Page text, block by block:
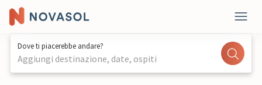
Dove ti piacerebbe andare?
Aggiungi destinazione, date, ospiti
1 / 25